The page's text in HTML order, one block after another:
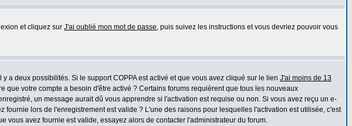
et cliquez sur J'ai oublié mon mot de passe, puis suivez les instructions et vous devriez pouvoir vous
a deux possibilités. Si le support COPPA est activé et que vous avez cliqué sur le lien J'ai moins de 13
votre compte a besoin d'être activé ? Certains forums requièrent que tous les nouveaux
un message aurait dû vous apprendre si l'activation est requise ou non. Si vous avez reçu un e-
lors de l'enregistrement est valide ? L'une des raisons pour lesquelles l'activation est utilisée, c'est
avez fournie est valide, essayez alors de contacter l'administrateur du forum.